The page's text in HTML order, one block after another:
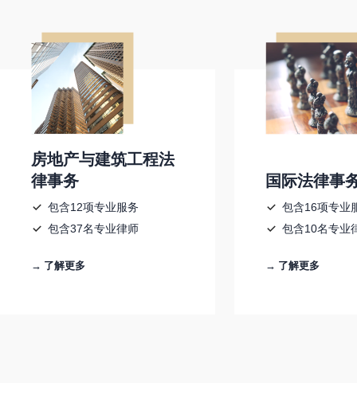
房地产与建筑工程法
律事务
包含12项专业服务
包含37名专业律师
→ 了解更多
国际法律事
包含16项专业
包含10名专业
→ 了解更多